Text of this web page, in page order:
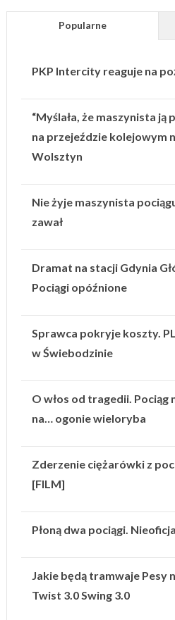
Popularne
PKP Intercity reaguje na
“Myślała, że maszynista ją
na przejeździe kolejowym
Wolsztyn
Nie żyje maszynista
zawał
Dramat na stacji Gdynia
Pociągi opóźnione
Sprawca pokryje koszty.
w Świebodzinie
O włos od tragedii. Pociąg
na… ogonie wieloryba
Zderzenie ciężarówki z
[FILM]
Płoną dwa pociągi.
Jakie będą tramwaje Pesy
Twist 3.0 Swing 3.0